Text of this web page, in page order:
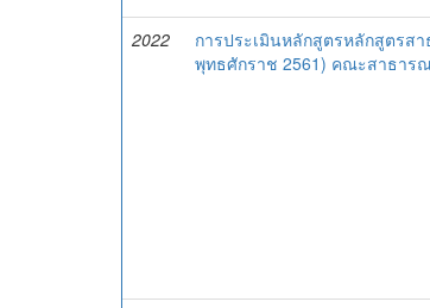
2022
การประเมินหลักสูตรหลักสูตร
พุทธศักราช 2561) คณะสาธาร